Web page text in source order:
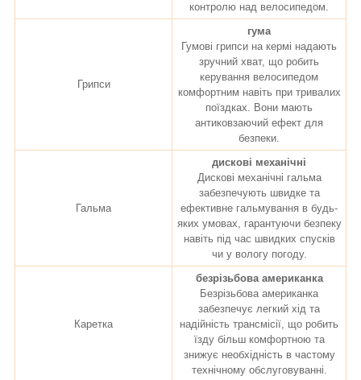
контролю над велосипедом.
Грипси
гума
Гумові грипси на кермі надають
зручний хват, що робить
керування велосипедом
комфортним навіть при тривалих
поїздках. Вони мають
антиковзаючий ефект для
безпеки.
Гальма
дискові механічні
Дискові механічні гальма
забезпечують швидке та
ефективне гальмування в будь-
яких умовах, гарантуючи безпеку
навіть під час швидких спусків
чи у вологу погоду.
Каретка
безрізьбова американка
Безрізьбова американка
забезпечує легкий хід та
надійність трансмісії, що робить
їзду більш комфортною та
знижує необхідність в частому
технічному обслуговуванні.